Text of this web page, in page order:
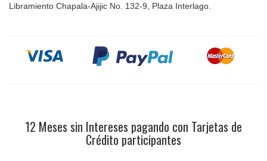
Libramiento Chapala-Ajijic No. 132-9, Plaza Interlago.
12 Meses sin Intereses pagando con Tarjetas de
Crédito participantes